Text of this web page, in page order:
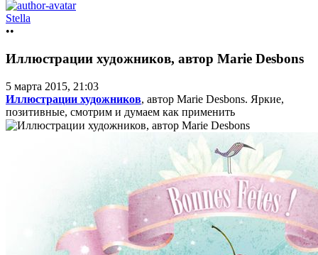
Stella
••
Иллюстрации художников, автор Marie Desbons
5 марта 2015, 21:03
Иллюстрации художников, автор Marie Desbons. Яркие,
позитивные, смотрим и думаем как применить